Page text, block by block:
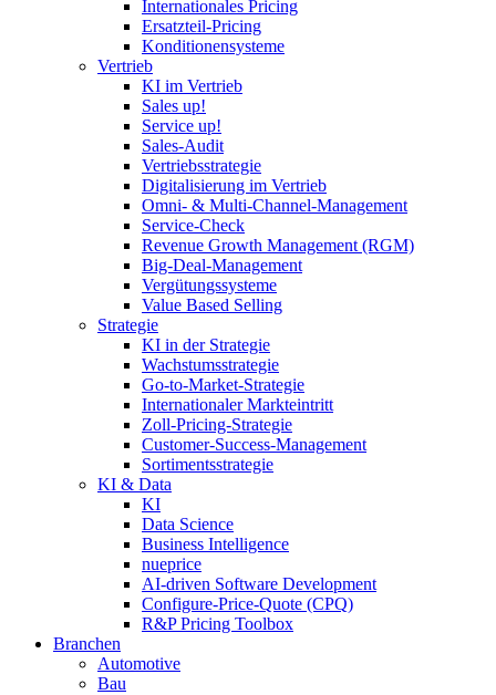
Internationales Pricing
Ersatzteil-Pricing
Konditionensysteme
Vertrieb
KI im Vertrieb
Sales up!
Service up!
Sales-Audit
Vertriebsstrategie
Digitalisierung im Vertrieb
Omni- & Multi-Channel-Management
Service-Check
Revenue Growth Management (RGM)
Big-Deal-Management
Vergütungssysteme
Value Based Selling
Strategie
KI in der Strategie
Wachstumsstrategie
Go-to-Market-Strategie
Internationaler Markteintritt
Zoll-Pricing-Strategie
Customer-Success-Management
Sortimentsstrategie
KI & Data
KI
Data Science
Business Intelligence
nueprice
AI-driven Software Development
Configure-Price-Quote (CPQ)
R&P Pricing Toolbox
Branchen
Automotive
Bau